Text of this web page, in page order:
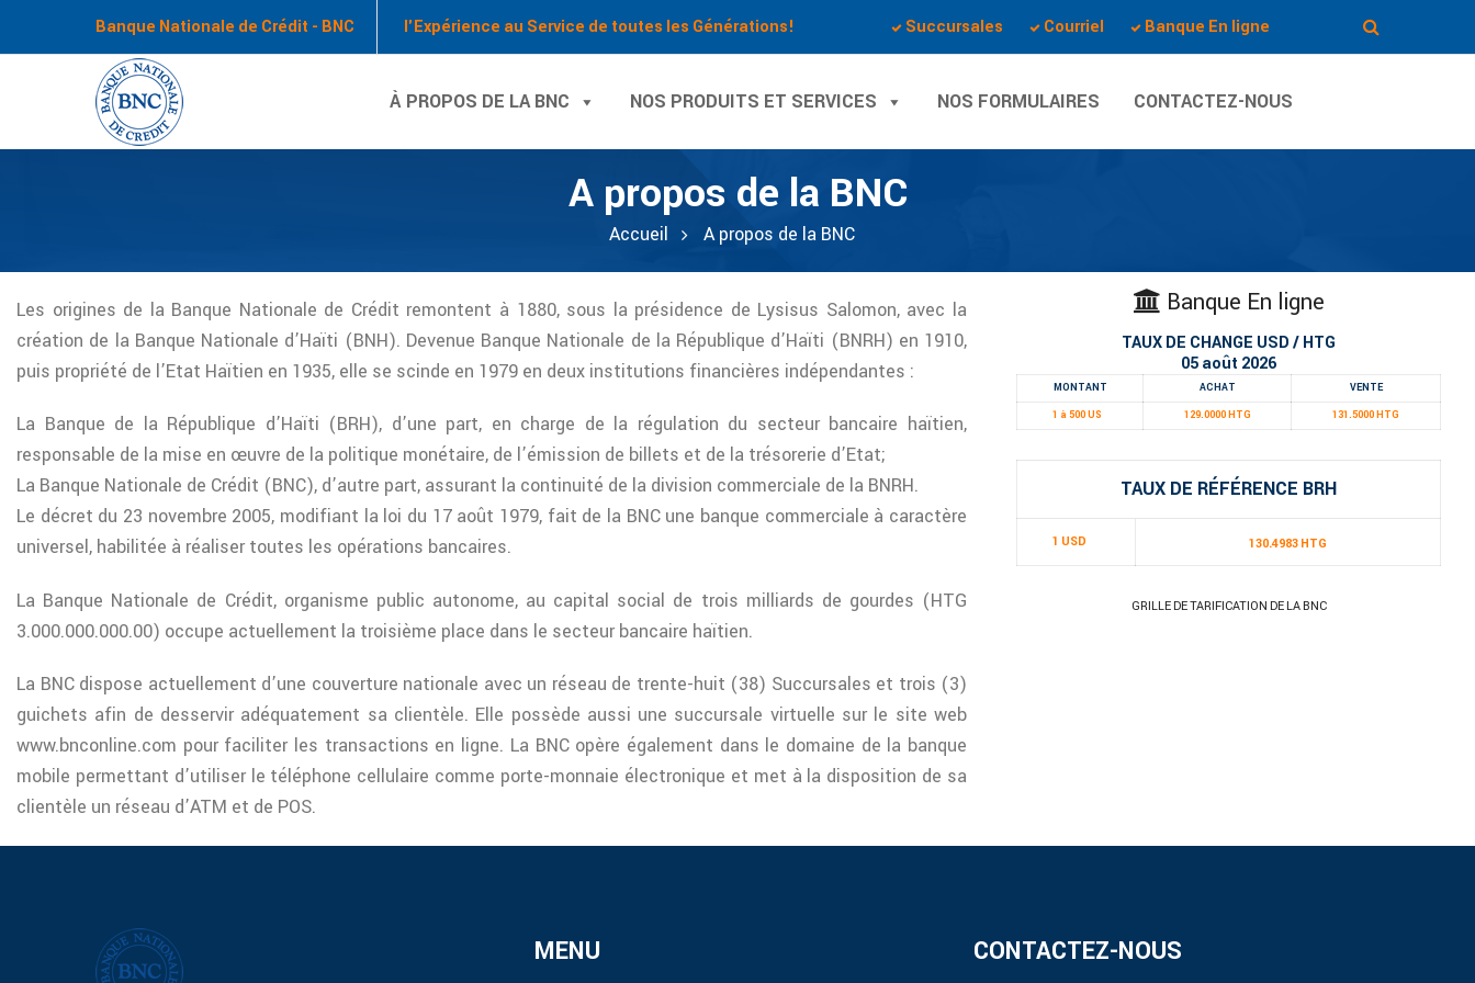
Banque Nationale de Crédit - BNC l'Expérience au Service de toutes les Générations! Succursales Courriel Banque En ligne
À PROPOS DE LA BNC NOS PRODUITS ET SERVICES NOS FORMULAIRES CONTACTEZ-NOUS
A propos de la BNC
Accueil A propos de la BNC
Les origines de la Banque Nationale de Crédit remontent à 1880, sous la présidence de Lysisus Salomon, avec la
création de la Banque Nationale d’Haïti (BNH). Devenue Banque Nationale de la République d’Haïti (BNRH) en 1910,
puis propriété de l’Etat Haïtien en 1935, elle se scinde en 1979 en deux institutions financières indépendantes :
La Banque de la République d’Haïti (BRH), d’une part, en charge de la régulation du secteur bancaire haïtien,
responsable de la mise en œuvre de la politique monétaire, de l’émission de billets et de la trésorerie d’Etat;
La Banque Nationale de Crédit (BNC), d’autre part, assurant la continuité de la division commerciale de la BNRH.
Le décret du 23 novembre 2005, modifiant la loi du 17 août 1979, fait de la BNC une banque commerciale à caractère
universel, habilitée à réaliser toutes les opérations bancaires.
La Banque Nationale de Crédit, organisme public autonome, au capital social de trois milliards de gourdes (HTG
3.000.000.000.00) occupe actuellement la troisième place dans le secteur bancaire haïtien.
La BNC dispose actuellement d’une couverture nationale avec un réseau de trente-huit (38) Succursales et trois (3)
guichets afin de desservir adéquatement sa clientèle. Elle possède aussi une succursale virtuelle sur le site web
www.bnconline.com pour faciliter les transactions en ligne. La BNC opère également dans le domaine de la banque
mobile permettant d’utiliser le téléphone cellulaire comme porte-monnaie électronique et met à la disposition de sa
clientèle un réseau d’ATM et de POS.
Banque En ligne
TAUX DE CHANGE USD / HTG
05 août 2026
MONTANT ACHAT
VENTE
1 à 500 US
129.0000 HTG 131.5000 HTG
TAUX DE RÉFÉRENCE BRH
1 USD 130.4983 HTG
GRILLE DE TARIFICATION DE LA BNC
MENU CONTACTEZ-NOUS